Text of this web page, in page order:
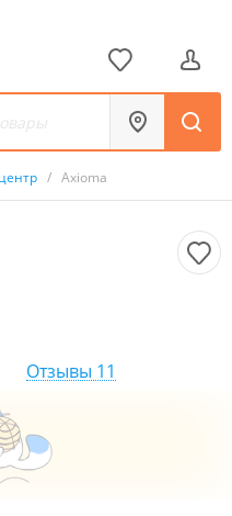
/ Axioma
Отзывы 11